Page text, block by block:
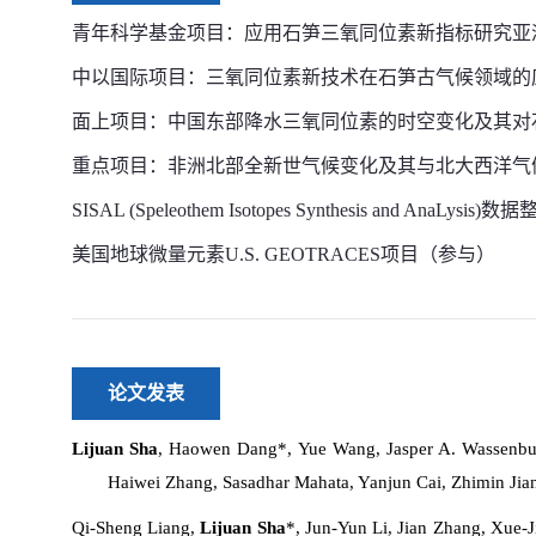
青年科学基金项目：应用石笋三氧同位素新指标研究
中以国际项目：三氧同位素新技术在石笋古气候领域
面上项目：中国东部降水三氧同位素的时空变化及其
重点项目：非洲北部全新世气候变化及其与北大西洋
SISAL (Speleothem Isotopes Synthesis and AnaLysis)数据
美国地球微量元素U.S. GEOTRACES项目（参与）
论文发表
Lijuan Sha, Haowen Dang*, Yue Wang, Jasper A.
Haiwei Zhang, Sasadhar Mahata, Yanjun Cai, Zhimin
Qi‐Sheng Liang, Lijuan Sha*, Jun‐Yun Li, Jian Zhang,